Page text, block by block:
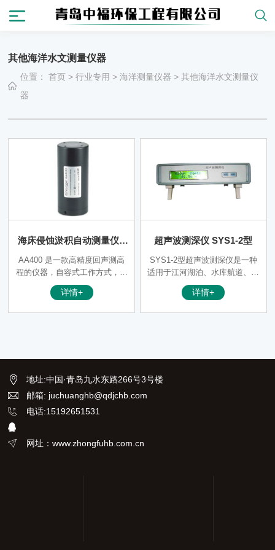
其他海洋水文测量仪器
位置：首页 >行业专用 >海洋测量仪器 >其他海洋水文测量仪
器
海床侵蚀淤积自动测量仪A
A400
AA400 是一款高精度回声测高
程的仪器，自容式工作方式，使
用非常方便。蓝牙通讯。
详情+
超声波测深仪 SYS1-2型
SYS1-2型超声波测深仪是一种
适用于江河湖泊、水库航道、港
口码头、沿海、深海的水下断面
和水下地形测量以及导航、水下
详情+
地址:中国·青岛九水东路266号3号楼
邮箱: juchuanghb@qdjchb.com
电话:15192651531
网址：www.zhongfuhb.com.cn